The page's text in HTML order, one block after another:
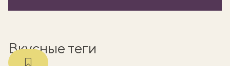
Вкусные теги